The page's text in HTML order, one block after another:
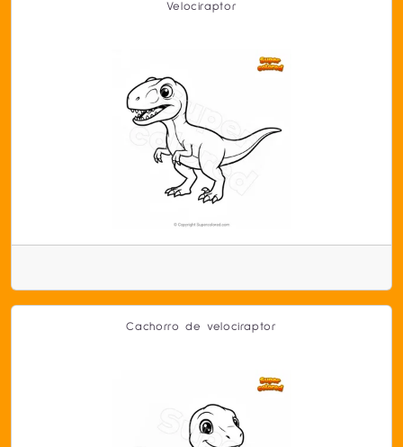
Velociraptor
Cachorro de velociraptor